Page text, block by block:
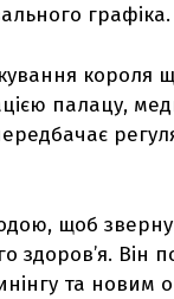
графіка.
палацу,
щоб
здоров’я. Він
та новим